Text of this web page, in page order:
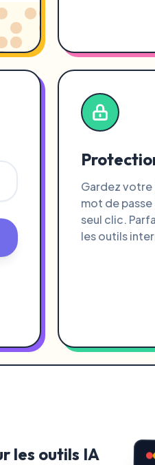
Gardez votre
mot de
seul clic.
les outils
les outils IA